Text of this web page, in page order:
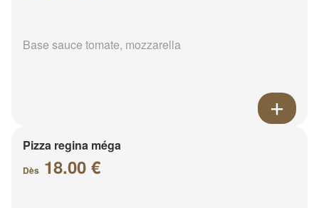
Base sauce tomate, mozzarella
Pizza regina méga
Dès 18.00 €